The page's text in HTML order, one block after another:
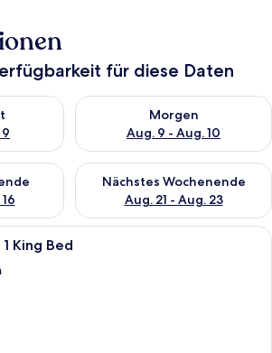
für diese Daten
für heute Nacht, Aug. 8 - Aug. 9.
Morgen
Aug. 9 - Aug. 10
Überprüfe die Verfügbarkeit
für dieses Wochenende, Aug. 14
Nächstes Wochenende
Aug. 21 - Aug. 23
Überprüfe die Verfügbarkeit
Ein Doppelbett mit weißen
King Bed